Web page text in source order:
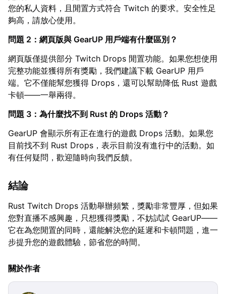
您的私人資料，且閒置方式符合 Twitch 的要求。安全性足
夠高，請放心使用。
問題 2：網頁版與 GearUP 用戶端有什麼區別？
網頁版僅提供部分 Twitch Drops 閒置功能。如果您想使用
完整功能並獲得所有獎勵，我們建議下載 GearUP 用戶
端。它不僅能幫您獲得 Drops，還可以幫助降低 Rust 遊戲
卡頓——一舉兩得。
問題 3：為什麼找不到 Rust 的 Drops 活動？
GearUP 會顯示所有正在進行的遊戲 Drops 活動。如果您
目前找不到 Rust Drops，表示目前沒有進行中的活動。如
有任何疑問，歡迎隨時向我們反饋。
結論
Rust Twitch Drops 活動舉辦頻繁，獎勵非常豐厚，但如果
您對直播不感興趣，只想獲得獎勵，不妨試試 GearUP——
它在為您閒置的同時，還能解決您的延遲和卡頓問題，進一
步提升您的遊戲體驗，節省您的時間。
關於作者